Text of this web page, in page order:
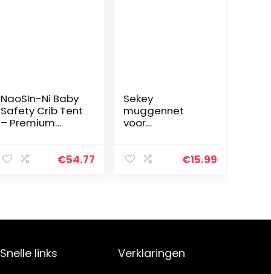
NaoSIn-Ni Baby
Safety Crib Tent
– Premium
voorkomen dat
€54.77
Sekey
muggennet
voor
sbed, bakvorm,
installatie
€15.99
Snelle links Verklaringen